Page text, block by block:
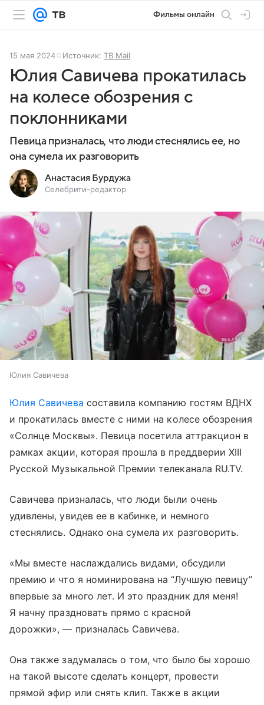
Фильмы онлайн
15 мая 2024 Источник: ТВ Mail
Юлия Савичева прокатилась
на колесе обозрения с
поклонниками
Певица призналась, что люди стеснялись ее, но
она сумела их разговорить
Анастасия Бурдужа
Селебрити-редактор
Юлия Савичева
Юлия Савичева составила компанию гостям ВДНХ
и прокатилась вместе с ними на колесе обозрения
«Солнце Москвы». Певица посетила аттракцион в
рамках акции, которая прошла в преддверии XIII
Русской Музыкальной Премии телеканала RU.TV.
Савичева призналась, что люди были очень
удивлены, увидев ее в кабинке, и немного
стеснялись. Однако она сумела их разговорить.
«Мы вместе наслаждались видами, обсудили
премию и что я номинирована на “Лучшую певицу”
впервые за много лет. И это праздник для меня!
Я начну праздновать прямо с красной
дорожки», — призналась Савичева.
Она также задумалась о том, что было бы хорошо
на такой высоте сделать концерт, провести
прямой эфир или снять клип. Также в акции